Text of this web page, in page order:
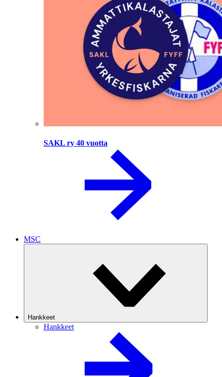
SAKL ry 40 vuotta
MSC
Hankkeet
Hankkeet